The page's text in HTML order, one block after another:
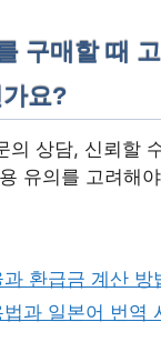
구매할 때
요?
의 상담, 신뢰할
유의를 고려해
환급금 계산 방
과 일본어 번역